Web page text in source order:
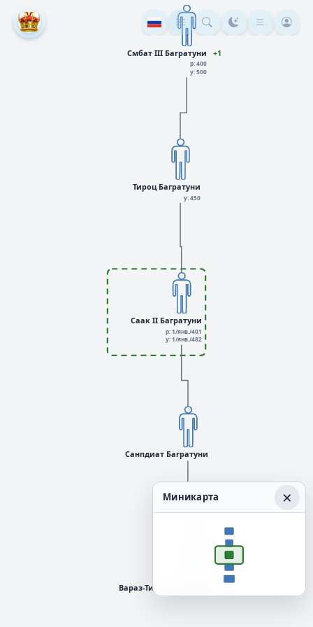
Саак II Багратуни
р: 1/янв./401
у: 1/янв./482
Санпдиат Багратуни
Вараз-Тироц I Багратуни
Тироц Багратуни
у: 450
Смбат III Багратуни
р: 400
у: 500
+1
Миникарта ×